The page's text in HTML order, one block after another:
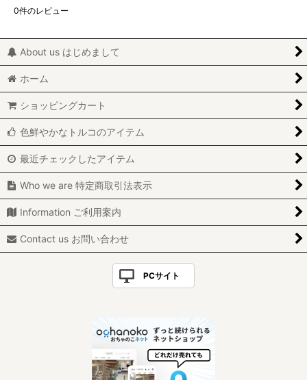
0件のレビュー
About us はじめまして
ホーム
ショッピングカート
色鮮やかなトルコのアイテム
最近チェックしたアイテム
Who we are 特定商取引法表示
Information ご利用案内
Contact us お問い合わせ
PCサイト